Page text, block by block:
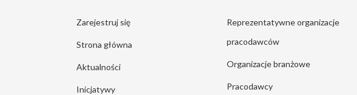
Zarejestruj się
Strona główna
Aktualności
Inicjatywy
Reprezentatywne organizacje
pracodawców
Organizacje branżowe
Pracodawcy